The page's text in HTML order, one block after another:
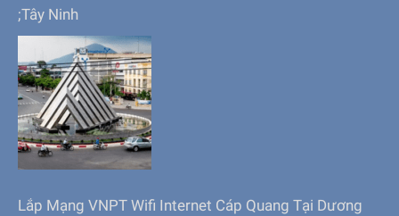
;Tây Ninh
Lắp Mạng VNPT Wifi Internet Cáp Quang Tại Dương